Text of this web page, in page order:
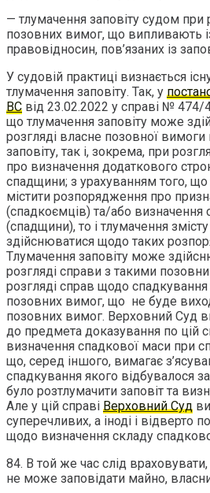
— тлумачення заповіту судом при
позовних вимог, що випливають
правовідносин, пов’язаних із
У судовій практиці визнається
тлумачення заповіту. Так, у
ВС від 23.02.2022 у справі № 474/
що тлумачення заповіту може
розгляді власне позовної вимоги
заповіту, так і, зокрема, при
про визначення додаткового
спадщини; з урахуванням того, що
містити розпорядження про
(спадкоємців) та/або визначення
(спадщини), то і тлумачення
здійснюватися щодо таких
Тлумачення заповіту може
розгляді справи з такими
розгляді справ щодо
позовних вимог, що не буде
позовних вимог. Верховний Суд
до предмета доказування по цій
визначення спадкової маси при
що, серед іншого, вимагає
спадкування якого відбувалося
було розтлумачити заповіт та
Але у цій справі Верховний Суд
суперечливих, а іноді і відверто
щодо визначення складу
84. В той же час слід
не може заповідати майно,